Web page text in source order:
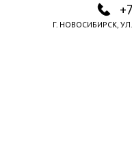
Г. НОВОСИБИРСК,